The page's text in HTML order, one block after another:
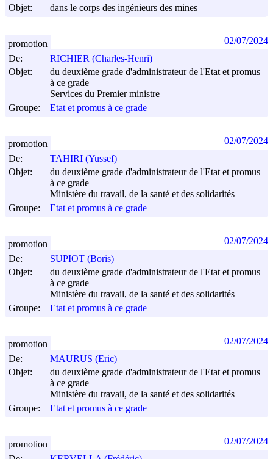
Objet:
dans le corps des ingénieurs des mines
De:
RICHIER (Charles-Henri)
Objet:
du deuxième grade d'administrateur de l'Etat et promus
à ce grade
Services du Premier ministre
Groupe:
Etat et promus à ce grade
promotion 02/07/2024
De:
TAHIRI (Yussef)
Objet:
du deuxième grade d'administrateur de l'Etat et promus
à ce grade
Ministère du travail, de la santé et des solidarités
Groupe:
Etat et promus à ce grade
promotion 02/07/2024
De:
SUPIOT (Boris)
Objet:
du deuxième grade d'administrateur de l'Etat et promus
à ce grade
Ministère du travail, de la santé et des solidarités
Groupe:
Etat et promus à ce grade
promotion 02/07/2024
De:
MAURUS (Eric)
Objet:
du deuxième grade d'administrateur de l'Etat et promus
à ce grade
Ministère du travail, de la santé et des solidarités
Groupe:
Etat et promus à ce grade
promotion 02/07/2024
promotion 02/07/2024